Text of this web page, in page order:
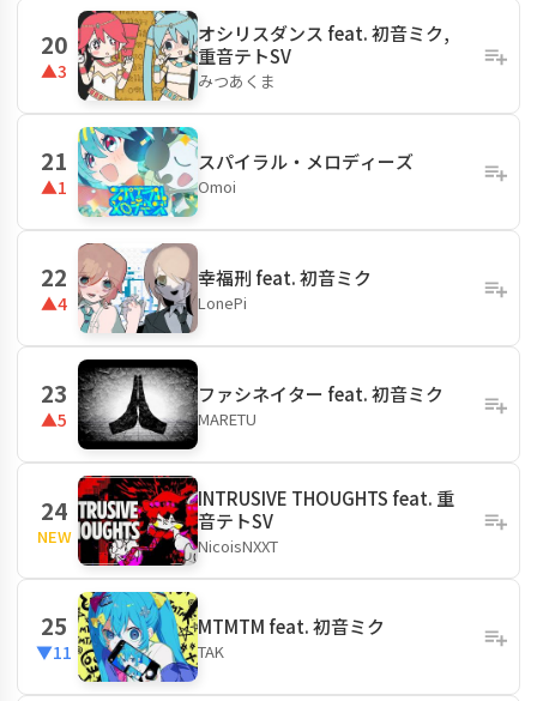
20
▲3
オシリスダンス feat. 初音ミク,
重音テトSV
みつあくま
21
▲1
スパイラル・メロディーズ
Omoi
22
▲4
幸福刑 feat. 初音ミク
LonePi
23
▲5
ファシネイター feat. 初音ミク
MARETU
24
NEW
INTRUSIVE THOUGHTS feat. 重
音テトSV
NicoisNXXT
25
▼11
MTMTM feat. 初音ミク
TAK